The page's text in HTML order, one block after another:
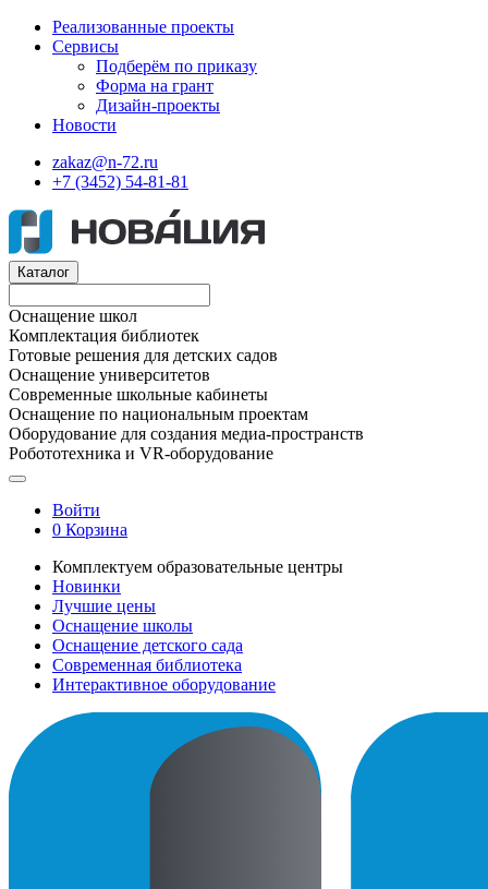
Реализованные проекты
Сервисы
Подберём по приказу
Форма на грант
Дизайн-проекты
Новости
zakaz@n-72.ru
+7 (3452) 54-81-81
Каталог
Оснащение школ
Комплектация библиотек
Готовые решения для детских садов
Оснащение университетов
Современные школьные кабинеты
Оснащение по национальным проектам
Оборудование для создания медиа-пространств
Робототехника и VR-оборудование
Войти
0 Корзина
Комплектуем образовательные центры
Новинки
Лучшие цены
Оснащение школы
Оснащение детского сада
Современная библиотека
Интерактивное оборудование